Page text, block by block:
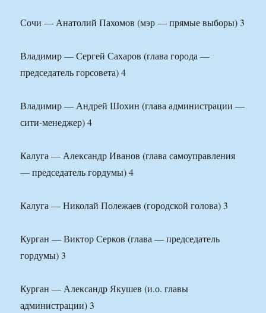
Сочи — Анатолий Пахомов (мэр — прямые выборы) 3
Владимир — Сергей Сахаров (глава города —
председатель горсовета) 4
Владимир — Андрей Шохин (глава администрации —
сити-менеджер) 4
Калуга — Александр Иванов (глава самоуправления
— председатель гордумы) 4
Калуга — Николай Полежаев (городской голова) 3
Курган — Виктор Серков (глава — председатель
гордумы) 3
Курган — Александр Якушев (и.о. главы
администрации) 3